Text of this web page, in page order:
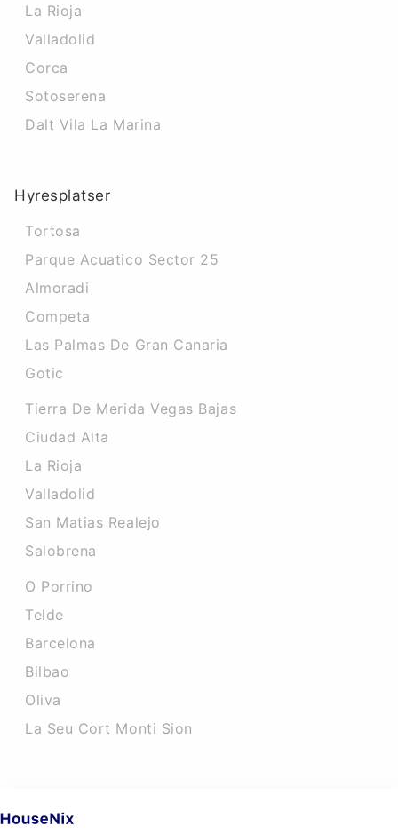
La Rioja
Valladolid
Corca
Sotoserena
Dalt Vila La Marina
Hyresplatser
Tortosa
Parque Acuatico Sector 25
Almoradi
Competa
Las Palmas De Gran Canaria
Gotic
Tierra De Merida Vegas Bajas
Ciudad Alta
La Rioja
Valladolid
San Matias Realejo
Salobrena
O Porrino
Telde
Barcelona
Bilbao
Oliva
La Seu Cort Monti Sion